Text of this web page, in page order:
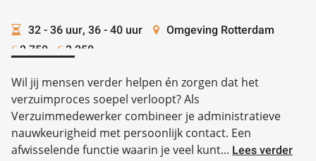
32 - 36 uur, 36 - 40 uur Omgeving Rotterdam
€ 2.750 - € 3.250
Wil jij mensen verder helpen én zorgen dat het
verzuimproces soepel verloopt? Als
Verzuimmedewerker combineer je administratieve
nauwkeurigheid met persoonlijk contact. Een
afwisselende functie waarin je veel kunt... Lees verder